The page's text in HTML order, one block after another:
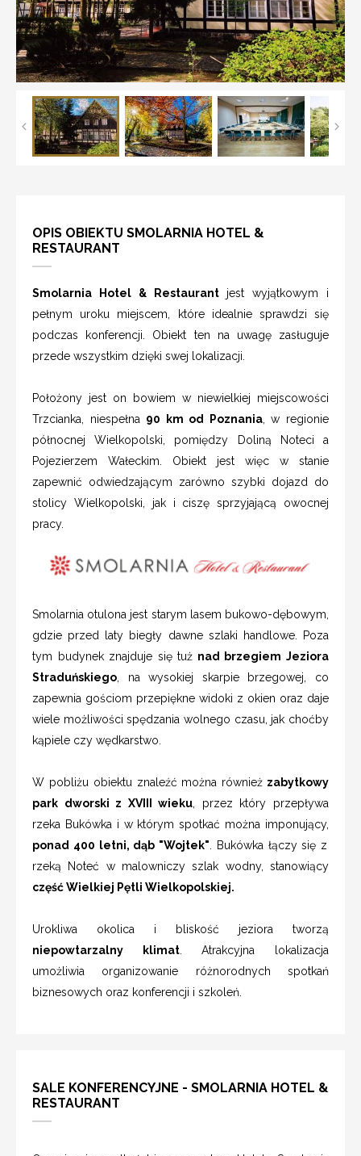
OPIS OBIEKTU SMOLARNIA HOTEL &
RESTAURANT
Smolarnia Hotel & Restaurantjest wyjątkowym i
pełnym uroku miejscem, które idealnie sprawdzi się
podczas konferencji. Obiekt ten na uwagę zasługuje
przede wszystkim dzięki swej lokalizacji.
Położony jest on bowiem w niewielkiej miejscowości
Trzcianka, niespełna 90 km od Poznania, w regionie
północnej Wielkopolski, pomiędzy Doliną Noteci a
Pojezierzem Wałeckim. Obiekt jest więc w stanie
zapewnić odwiedzającym zarówno szybki dojazd do
stolicy Wielkopolski, jak i ciszę sprzyjającą owocnej
pracy.
Smolarnia otulona jest starym lasem bukowo-dębowym,
gdzie przed laty biegły dawne szlaki handlowe. Poza
tym budynek znajduje się tuż nad brzegiem Jeziora
Straduńskiego , na wysokiej skarpie brzegowej, co
zapewnia gościom przepiękne widoki z okien oraz daje
wiele możliwości spędzania wolnego czasu, jak choćby
kąpiele czy wędkarstwo.
W pobliżu obiektu znaleźć można również zabytkowy
park dworski z XVIII wieku , przez który przepływa
rzeka Bukówka i w którym spotkać można imponujący,
ponad 400 letni, dąb "Wojtek" . Bukówka łączy się z
rzeką Noteć w malowniczy szlak wodny, stanowiący
część Wielkiej Pętli Wielkopolskiej.
Urokliwa okolica i bliskość jeziora tworzą
niepowtarzalny klimat. Atrakcyjna lokalizacja
umożliwia organizowanie różnorodnych spotkań
biznesowych oraz konferencji i szkoleń.
SALE KONFERENCYJNE - SMOLARNIA HOTEL &
RESTAURANT